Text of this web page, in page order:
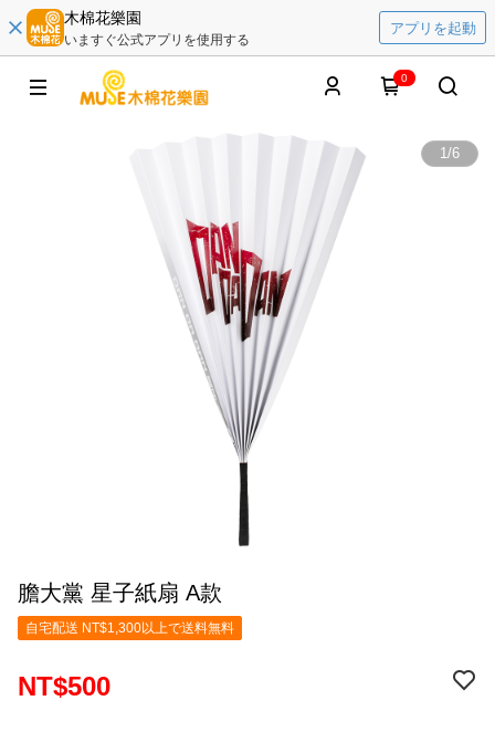
木棉花樂園
いますぐ公式アプリを使用する
アプリを起動
0
1/6
膽大黨 星子紙扇 A款
自宅配送 NT$1,300以上で送料無料
NT$500